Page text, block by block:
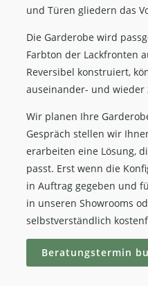
und Türen gliedern das
Die Garderobe wird
Farbton der Lackfronten
Reversibel konstruiert,
auseinander- und wieder
Wir planen Ihre
Gespräch stellen wir
erarbeiten eine Lösung,
passt. Erst wenn die
in Auftrag gegeben und
in unseren Showrooms
selbstverständlich
Beratungstermin